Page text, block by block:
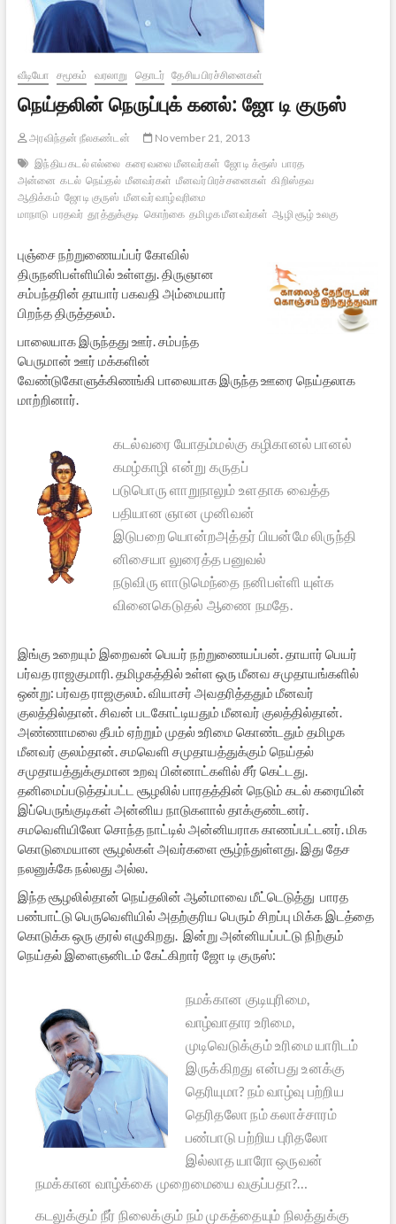
வீடியோ சமூகம் வரலாறு தொடர் தேசிய பிரச்சினைகள்
நெய்தலின் நெருப்புக் கனல்: ஜோ டி குருஸ்
அரவிந்தன் நீலகண்டன்
November 21, 2013
இந்திய கடல் எல்லை கரை வலை மீனவர்கள் ஜோ டி க்ரூஸ் பாரத
அன்னை கடல் நெய்தல் மீனவர்கள் மீனவர் பிரச்சனைகள் கிறிஸ்தவ
ஆதிக்கம் ஜோ டி குருஸ் மீனவர் வாழ்வுரிமை
மாநாடு பரதவர் தூத்துக்குடி கொற்கை தமிழக மீனவர்கள் ஆழி சூழ் உலகு
புஞ்சை நற்றுணையப்பர் கோவில்
திருநனிபள்ளியில் உள்ளது. திருஞான
சம்பந்தரின் தாயார் பகவதி அம்மையார்
பிறந்த திருத்தலம்.
பாலையாக இருந்தது ஊர். சம்பந்த
பெருமான் ஊர் மக்களின்
வேண்டுகோளுக்கிணங்கி பாலையாக இருந்த ஊரை நெய்தலாக
மாற்றினார்.
கடல்வரை யோதம்மல்கு கழிகானல் பானல்
கமழ்காழி என்று கருதப்
படுபொரு ளாறுநாலும் உளதாக வைத்த
பதியான ஞான முனிவன்
இடுபறை யொன்றஅத்தர் பியன்மே லிருந்தி
னிசையா லுரைத்த பனுவல்
நடுவிரு ளாடுமெந்தை நனிபள்ளி யுள்க
வினைகெடுதல் ஆணை நமதே.
இங்கு உறையும் இறைவன் பெயர் நற்றுணையப்பன். தாயார் பெயர்
பர்வத ராஜகுமாரி. தமிழகத்தில் உள்ள ஒரு மீனவ சமுதாயங்களில்
ஒன்று: பர்வத ராஜகுலம். வியாசர் அவதரித்ததும் மீனவர்
குலத்தில்தான். சிவன் படகோட்டியதும் மீனவர் குலத்தில்தான்.
அண்ணாமலை தீபம் ஏற்றும் முதல் உரிமை கொண்டதும் தமிழக
மீனவர் குலம்தான். சமவெளி சமுதாயத்துக்கும் நெய்தல்
சமுதாயத்துக்குமான உறவு பின்னாட்களில் சீர் கெட்டது.
தனிமைப்படுத்தப்பட்ட சூழலில் பாரதத்தின் நெடும் கடல் கரையின்
இப்பெருங்குடிகள் அன்னிய நாடுகளால் தாக்குண்டனர்.
சமவெளியிலோ சொந்த நாட்டில் அன்னியராக காணப்பட்டனர். மிக
கொடுமையான சூழல்கள் அவர்களை சூழ்ந்துள்ளது. இது தேச
நலனுக்கே நல்லது அல்ல.
இந்த சூழலில்தான் நெய்தலின் ஆன்மாவை மீட்டெடுத்து பாரத
பண்பாட்டு பெருவெளியில் அதற்குரிய பெரும் சிறப்பு மிக்க இடத்தை
கொடுக்க ஒரு குரல் எழுகிறது. இன்று அன்னியப்பட்டு நிற்கும்
நெய்தல் இளைஞனிடம் கேட்கிறார் ஜோ டி குருஸ்:
நமக்கான குடியுரிமை,
வாழ்வாதார உரிமை,
முடிவெடுக்கும் உரிமை யாரிடம்
இருக்கிறது என்பது உனக்கு
தெரியுமா? நம் வாழ்வு பற்றிய
தெரிதலோ நம் கலாச்சாரம்
பண்பாடு பற்றிய புரிதலோ
இல்லாத யாரோ ஒருவன்
நமக்கான வாழ்க்கை முறைமையை வகுப்பதா?…
கடலுக்கும் நீர் நிலைக்கும் நம் முகத்தையும் நிலத்துக்கு